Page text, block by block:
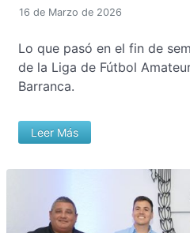
16 de Marzo de 2026
Lo que pasó en el fin de
de la Liga de Fútbol
Barranca.
Leer Más